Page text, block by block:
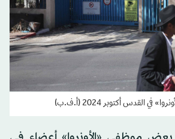
القدس أكتوبر 2024 (أ.ف.ب)